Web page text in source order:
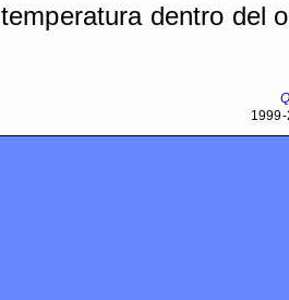
temperatura dentro del